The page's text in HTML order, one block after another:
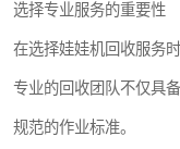
选择专业服务的重要性
在选择娃娃机回收服务
专业的回收团队不仅具
规范的作业标准。